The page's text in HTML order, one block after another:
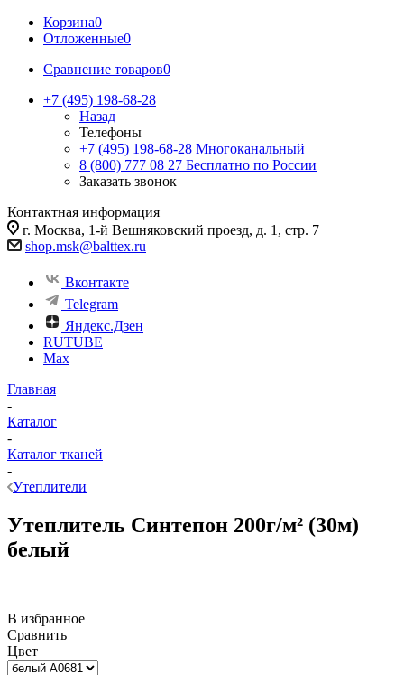
Корзина0
Отложенные0
Сравнение товаров0
+7 (495) 198-68-28
Назад
Телефоны
+7 (495) 198-68-28 Многоканальный
8 (800) 777 08 27 Бесплатно по России
Заказать звонок
Контактная информация
г. Москва, 1-й Вешняковский проезд, д. 1, стр. 7
shop.msk@balttex.ru
Вконтакте
Telegram
Яндекс.Дзен
RUTUBE
Max
Главная
-
Каталог
-
Каталог тканей
-
Утеплители
Утеплитель Синтепон 200г/м² (30м)
белый
В избранное
Сравнить
Цвет